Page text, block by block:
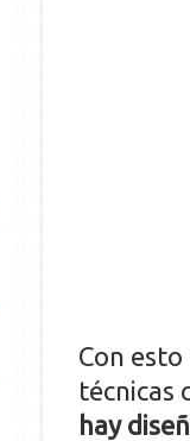
Con
técnicas
hay